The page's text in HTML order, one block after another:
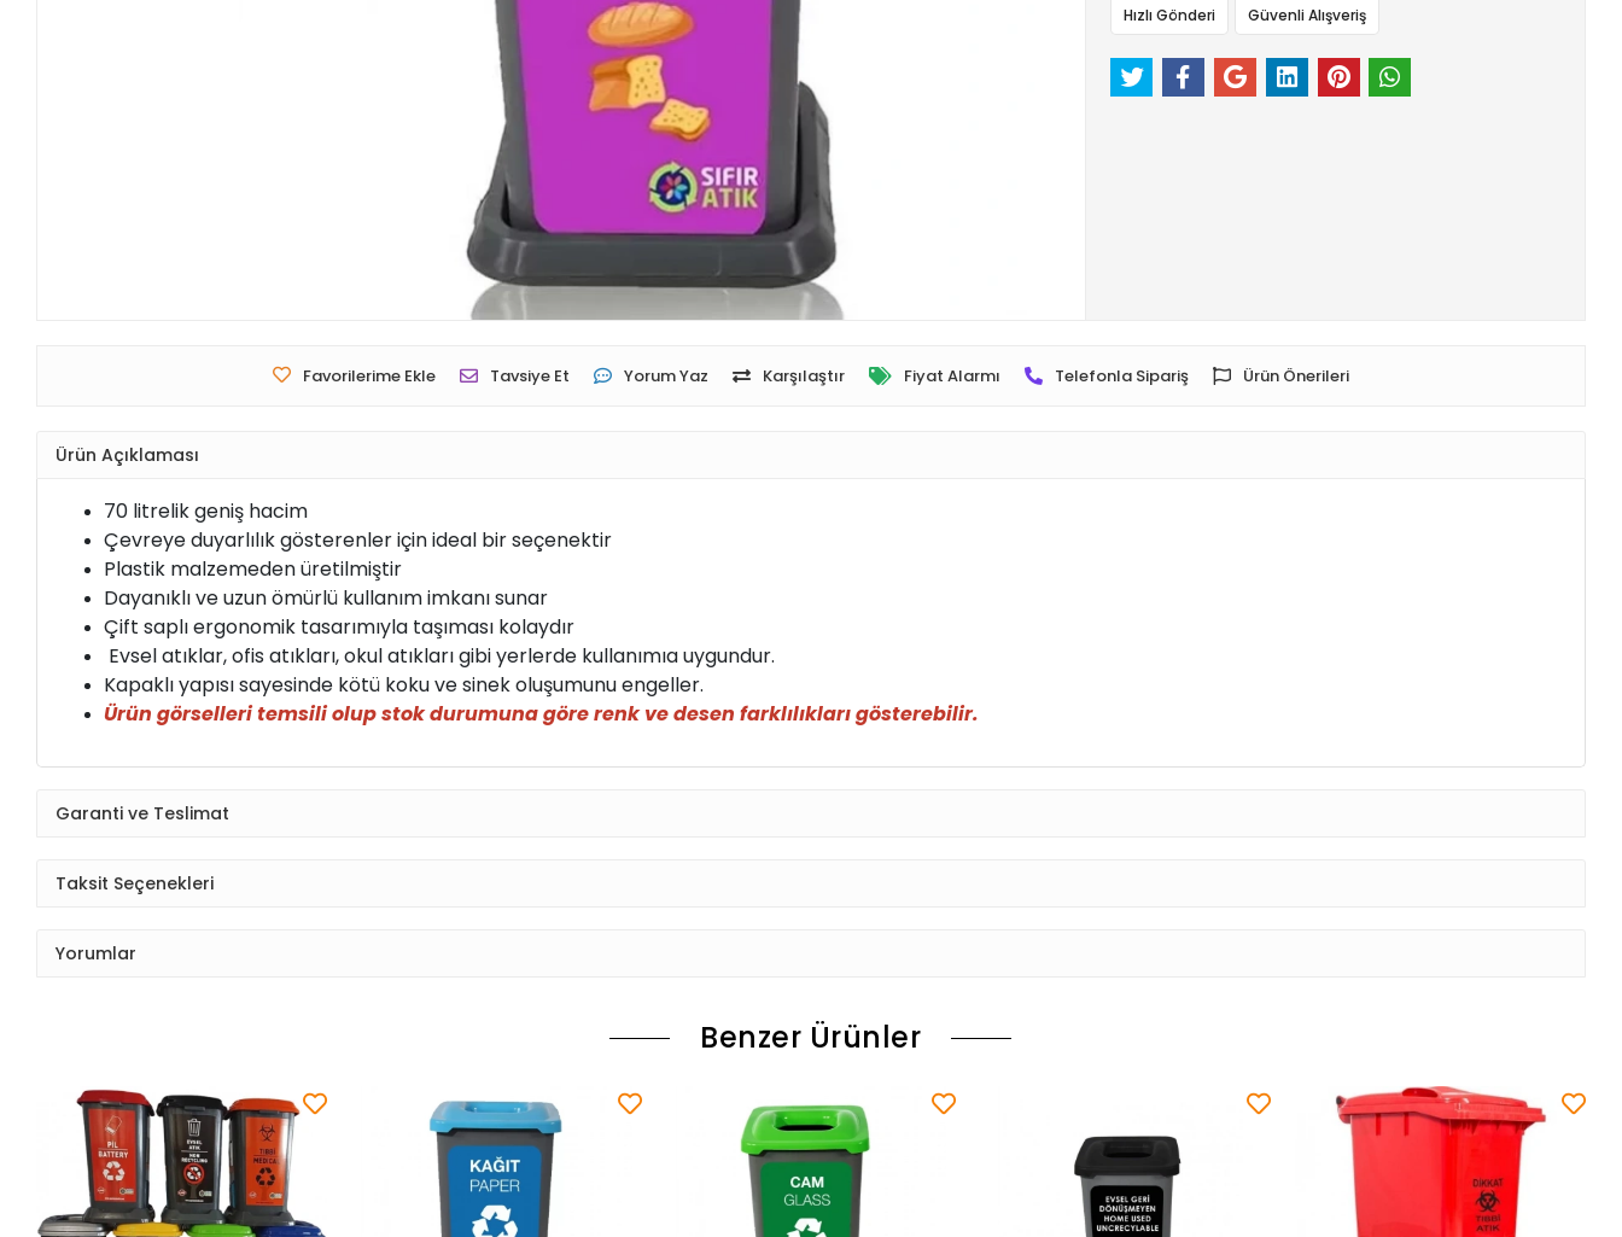
Hızlı Gönderi Güvenli Alışveriş
Favorilerime Ekle Tavsiye Et Yorum Yaz Karşılaştır Fiyat Alarmı Telefonla Sipariş Ürün Önerileri
Ürün Açıklaması
70 litrelik geniş hacim
Çevreye duyarlılık gösterenler için ideal bir seçenektir
Plastik malzemeden üretilmiştir
Dayanıklı ve uzun ömürlü kullanım imkanı sunar
Çift saplı ergonomik tasarımıyla taşıması kolaydır
Evsel atıklar, ofis atıkları, okul atıkları gibi yerlerde kullanımıa uygundur.
Kapaklı yapısı sayesinde kötü koku ve sinek oluşumunu engeller.
Ürün görselleri temsili olup stok durumuna göre renk ve desen farklılıkları gösterebilir.
Garanti ve Teslimat
Taksit Seçenekleri
Yorumlar
Benzer Ürünler